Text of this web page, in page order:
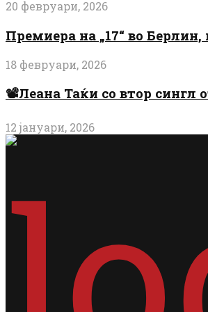
20 февруари, 2026
Премиера на „17“ во
18 февруари, 2026
📽️Леана Таќи со втор сингл
12 јануари, 2026